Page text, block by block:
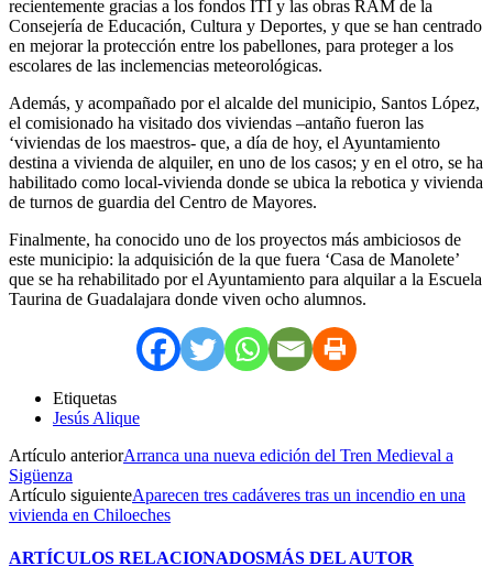
recientemente gracias a los fondos ITI y las obras RAM de la
Consejería de Educación, Cultura y Deportes, y que se han centrado
en mejorar la protección entre los pabellones, para proteger a los
escolares de las inclemencias meteorológicas.
Además, y acompañado por el alcalde del municipio, Santos López,
el comisionado ha visitado dos viviendas –antaño fueron las
‘viviendas de los maestros- que, a día de hoy, el Ayuntamiento
destina a vivienda de alquiler, en uno de los casos; y en el otro, se ha
habilitado como local-vivienda donde se ubica la rebotica y vivienda
de turnos de guardia del Centro de Mayores.
Finalmente, ha conocido uno de los proyectos más ambiciosos de
este municipio: la adquisición de la que fuera ‘Casa de Manolete’
que se ha rehabilitado por el Ayuntamiento para alquilar a la Escuela
Taurina de Guadalajara donde viven ocho alumnos.
Etiquetas
Jesús Alique
Artículo anteriorArranca una nueva edición del Tren Medieval a
Sigüenza
Artículo siguienteAparecen tres cadáveres tras un incendio en una
vivienda en Chiloeches
ARTÍCULOS RELACIONADOSMÁS DEL AUTOR